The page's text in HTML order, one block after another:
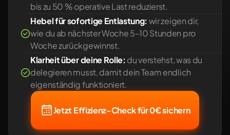
bis zu 50 % operative Last reduzierst.
Hebel für sofortige Entlastung: wir zeigen dir,
wie du ab nächster Woche 5–10 Stunden pro
Woche zurückgewinnst.
Klarheit über deine Rolle: du verstehst, was du
delegieren musst, damit dein Team endlich
eigenständig funktioniert.
Jetzt Effizienz-Check für 0€ sichern